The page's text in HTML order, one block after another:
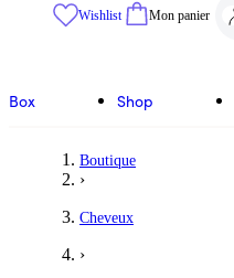
Wishlist Mon panier
Box Shop
Boutique
›
Cheveux
›